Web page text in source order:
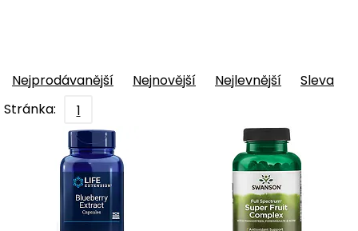
Nejprodávanější Nejnovější Nejlevnější
Sleva
Stránka:
1